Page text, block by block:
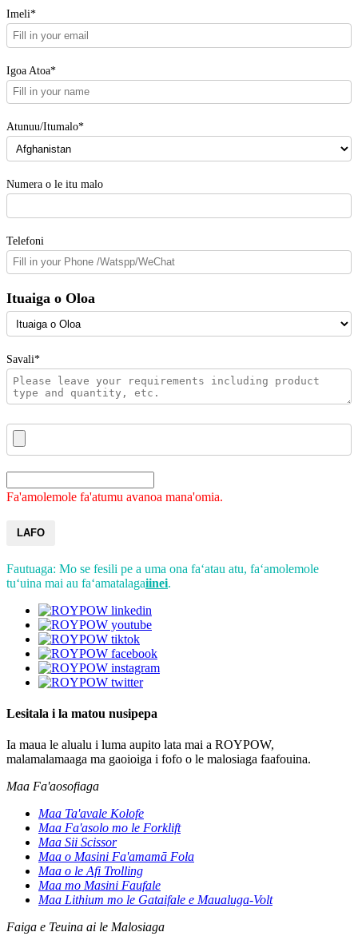
Imeli*
Igoa Atoa*
Atunuu/Itumalo*
Numera o le itu malo
Telefoni
Ituaiga o Oloa
Savali*
Fa'amolemole fa'atumu avanoa mana'omia.
LAFO
Fautuaga: Mo se fesili pe a uma ona faʻatau atu, faʻamolemole
tuʻuina mai au faʻamatalagaiinei.
Lesitala i la matou nusipepa
Ia maua le alualu i luma aupito lata mai a ROYPOW,
malamalamaaga ma gaoioiga i fofo o le malosiaga faafouina.
Maa Fa'aosofiaga
Maa Ta'avale Kolofe
Maa Fa'asolo mo le Forklift
Maa Sii Scissor
Maa o Masini Fa'amamā Fola
Maa o le Afi Trolling
Maa mo Masini Faufale
Maa Lithium mo le Gataifale e Maualuga-Volt
Faiga e Teuina ai le Malosiaga